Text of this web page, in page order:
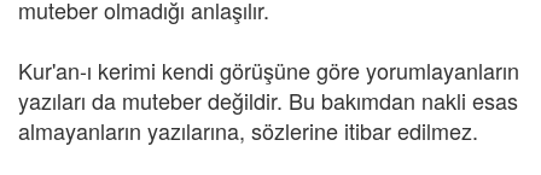
muteber olmadığı anlaşılır.
Kur'an-ı kerimi kendi görüşüne göre yorumlayanların
yazıları da muteber değildir. Bu bakımdan nakli esas
almayanların yazılarına, sözlerine itibar edilmez.